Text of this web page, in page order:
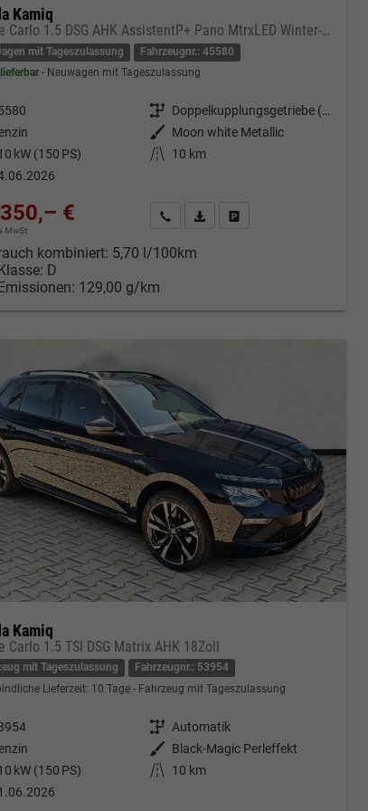
Kamiq
Monte Carlo 1.5 DSG AHK AssistentP+ Pano MtrxLED Winter-Premium SafetyP
mit Tageszulassung
Fahrzeugnr.: 45580
Neuwagen mit Tageszulassung
Getriebe
Doppelkupplungsgetriebe (DSG)
Außenfarbe
Moon white Metallic
kW (150 PS) Kilometerstand
10 km
€
MwSt.
Kontakt & Angebot anfordern
PDF-Datei, Fahrzeugexposé
Fahrzeug merken/Expose
kombiniert: 5,70 l/100km
D
129,00 g/km
Kamiq
Carlo 1.5 TSI DSG Matrix AHK 18Zoll
mit Tageszulassung
Fahrzeugnr.: 53954
Lieferzeit: 10 Tage Fahrzeug mit Tageszulassung
Getriebe Automatik
Außenfarbe
Black-Magic Perleffekt
kW (150 PS) Kilometerstand
10 km